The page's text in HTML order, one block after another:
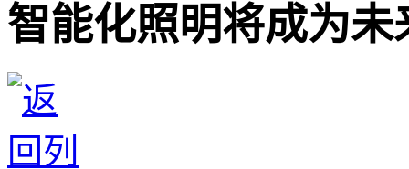
智能化照明将成为